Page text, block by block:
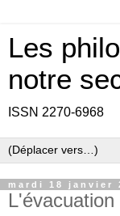
Les
notre
ISSN 2270-6968
mardi 18 janvier